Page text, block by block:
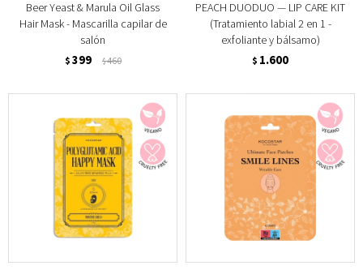
Beer Yeast & Marula Oil Glass
Hair Mask - Mascarilla capilar de
salón
$ 399 $460
PEACH DUODUO — LIP CARE KIT
(Tratamiento labial 2 en 1 -
exfoliante y bálsamo)
$ 1.600